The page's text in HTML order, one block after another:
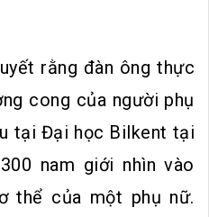
rằng đàn ông thực
cong của người phụ
tại Đại học Bilkent tại
nam giới nhìn vào
thể của một phụ nữ.